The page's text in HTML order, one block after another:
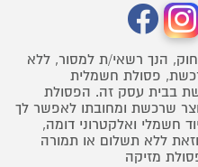
הנך רשאי/ת למסור, ללא
פסולת חשמלית
בבית עסק זה. הפסולת
שרכשת ומחובתו לאפשר לך
חשמלי ואלקטרוני דומה,
ללא תשלום או תמורה
מזיקה